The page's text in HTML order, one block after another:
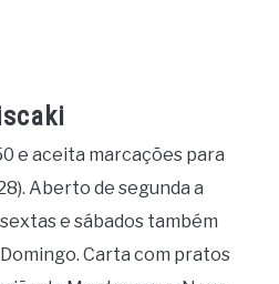
e aceita marcações para
Aberto de segunda a
e sábados também
Carta com pratos